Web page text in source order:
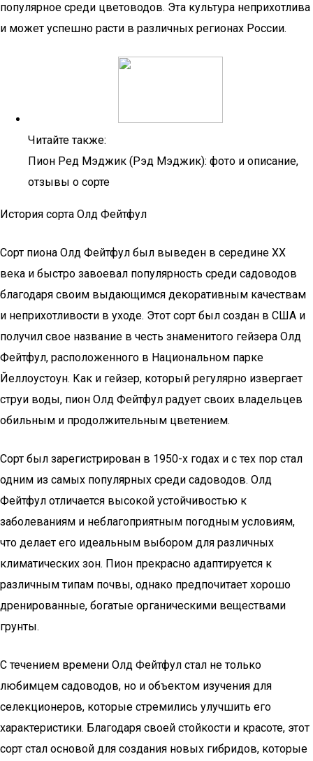
популярное среди цветоводов. Эта культура неприхотлива
и может успешно расти в различных регионах России.
Читайте также:
Пион Ред Мэджик (Рэд Мэджик): фото и описание,
отзывы о сорте
История сорта Олд Фейтфул
Сорт пиона Олд Фейтфул был выведен в середине XX
века и быстро завоевал популярность среди садоводов
благодаря своим выдающимся декоративным качествам
и неприхотливости в уходе. Этот сорт был создан в США и
получил свое название в честь знаменитого гейзера Олд
Фейтфул, расположенного в Национальном парке
Йеллоустоун. Как и гейзер, который регулярно извергает
струи воды, пион Олд Фейтфул радует своих владельцев
обильным и продолжительным цветением.
Сорт был зарегистрирован в 1950-х годах и с тех пор стал
одним из самых популярных среди садоводов. Олд
Фейтфул отличается высокой устойчивостью к
заболеваниям и неблагоприятным погодным условиям,
что делает его идеальным выбором для различных
климатических зон. Пион прекрасно адаптируется к
различным типам почвы, однако предпочитает хорошо
дренированные, богатые органическими веществами
грунты.
С течением времени Олд Фейтфул стал не только
любимцем садоводов, но и объектом изучения для
селекционеров, которые стремились улучшить его
характеристики. Благодаря своей стойкости и красоте, этот
сорт стал основой для создания новых гибридов, которые